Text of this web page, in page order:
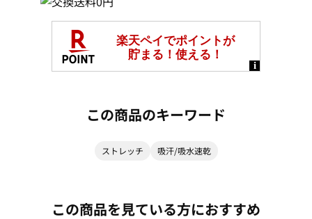
この商品のキーワード
ストレッチ 吸汗/吸水速乾
この商品を見ている方におすすめ